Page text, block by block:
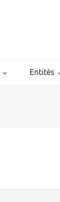
Entités